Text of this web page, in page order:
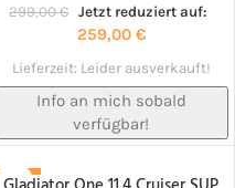
299,00€ Jetzt reduziert auf:
259,00 €
Lieferzeit: Leider ausverkauft!
Info an mich sobald
verfügbar!
-13%